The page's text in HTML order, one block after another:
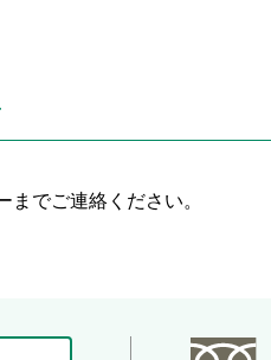
でご連絡ください。